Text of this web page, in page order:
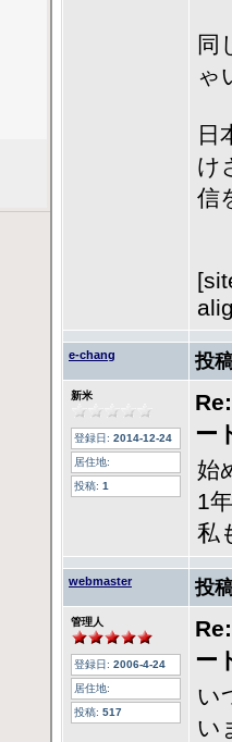
同
ゃ
日
け
信
e-chang 投
新米
登録日: 2014-12-24
居住地:
投稿: 1
ー
始
1
私
webmaster 投
管理人
登録日: 2006-4-24
居住地:
投稿: 517
ー
い
い